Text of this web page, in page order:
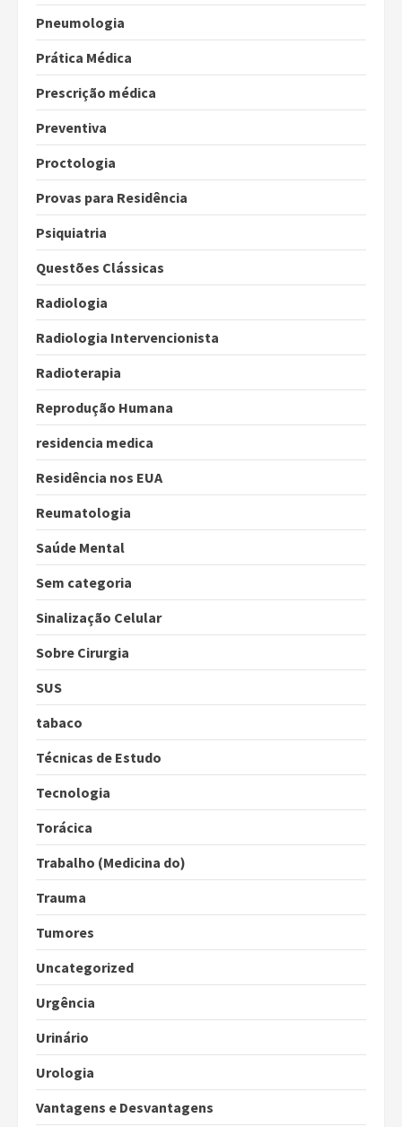
Pneumologia
Prática Médica
Prescrição médica
Preventiva
Proctologia
Provas para Residência
Psiquiatria
Questões Clássicas
Radiologia
Radiologia Intervencionista
Radioterapia
Reprodução Humana
residencia medica
Residência nos EUA
Reumatologia
Saúde Mental
Sem categoria
Sinalização Celular
Sobre Cirurgia
SUS
tabaco
Técnicas de Estudo
Tecnologia
Torácica
Trabalho (Medicina do)
Trauma
Tumores
Uncategorized
Urgência
Urinário
Urologia
Vantagens e Desvantagens